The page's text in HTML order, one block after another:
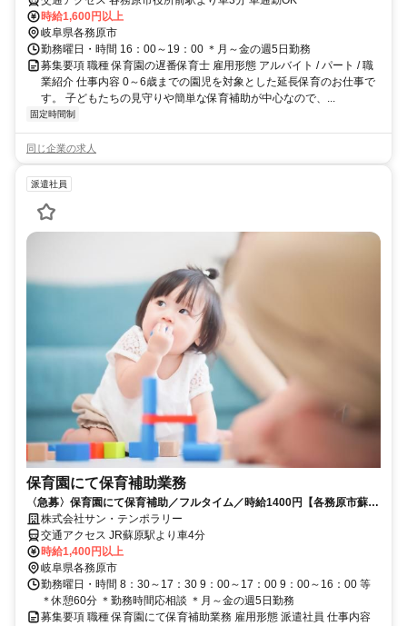
時給1,600円以上
岐阜県各務原市
勤務曜日・時間 16：00～19：00 ＊月～金の週5日勤務
募集要項 職種 保育園の遅番保育士 雇用形態 アルバイト / パート / 職
業紹介 仕事内容 0～6歳までの園児を対象とした延長保育のお仕事で
す。 子どもたちの見守りや簡単な保育補助が中心なので、...
固定時間制
同じ企業の求人
派遣社員
保育園にて保育補助業務
〈急募〉保育園にて保育補助／フルタイム／時給1400円【各務原市蘇
原】株式会社サン・テンポラリー
交通アクセス JR蘇原駅より車4分
時給1,400円以上
岐阜県各務原市
勤務曜日・時間 8：30～17：30 9：00～17：00 9：00～16：00 等
＊休憩60分 ＊勤務時間応相談 ＊月～金の週5日勤務
募集要項 職種 保育園にて保育補助業務 雇用形態 派遣社員 仕事内容